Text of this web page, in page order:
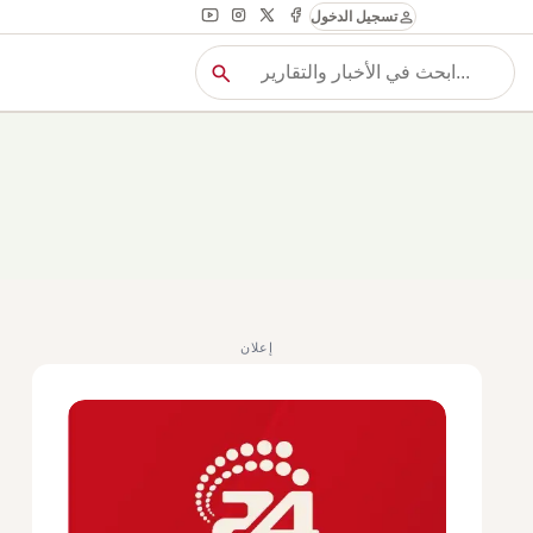
personتسجيل الدخول
بحث search
إعلان